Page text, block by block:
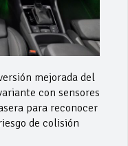
mejorada del
con sensores
para reconocer
de colisión